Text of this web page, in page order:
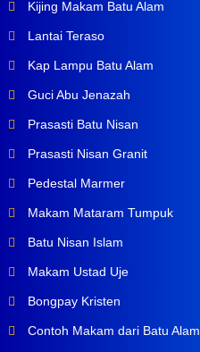
Kijing Makam Batu Alam
Lantai Teraso
Kap Lampu Batu Alam
Guci Abu Jenazah
Prasasti Batu Nisan
Prasasti Nisan Granit
Pedestal Marmer
Makam Mataram Tumpuk
Batu Nisan Islam
Makam Ustad Uje
Bongpay Kristen
Contoh Makam dari Batu Alam